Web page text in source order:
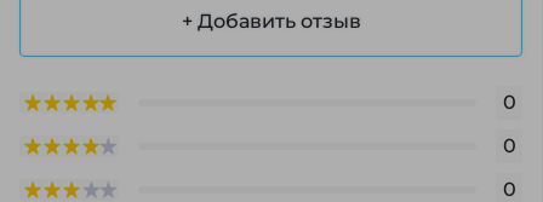
+ Добавить отзыв
0
0
0